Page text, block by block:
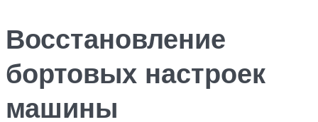
Восстановление
бортовых настроек
машины